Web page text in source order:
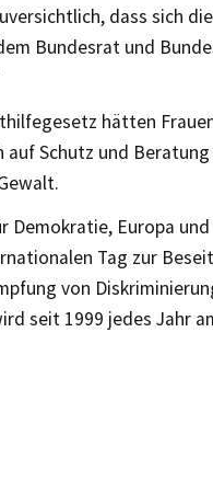
dass sich
Bundesrat und
hätten
auf Schutz und Beratung
Demokratie, Europa
Tag zur
von
seit 1999 jedes Jahr